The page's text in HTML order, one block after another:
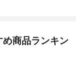
商品ランキン